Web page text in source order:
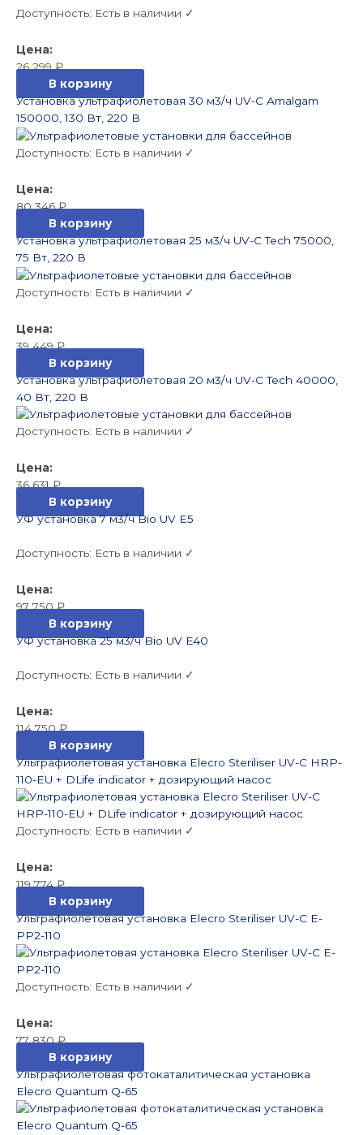
Доступность: Есть в наличии ✓
26 299₽
В корзину
Установка ультрафиолетовая 30 м3/ч UV-C Amalgam
150000, 130 Вт, 220 В
Доступность: Есть в наличии ✓
80 346₽
В корзину
Установка ультрафиолетовая 25 м3/ч UV-C Tech 75000,
75 Вт, 220 В
Доступность: Есть в наличии ✓
39 449₽
В корзину
Установка ультрафиолетовая 20 м3/ч UV-C Tech 40000,
40 Вт, 220 В
Доступность: Есть в наличии ✓
36 631₽
В корзину
УФ установка 7 м3/ч Bio UV E5
Доступность: Есть в наличии ✓
97 750₽
В корзину
УФ установка 25 м3/ч Bio UV E40
Доступность: Есть в наличии ✓
114 750₽
В корзину
Ультрафиолетовая установка Elecro Steriliser UV-C HRP-
110-EU + DLife indicator + дозирующий насос
Доступность: Есть в наличии ✓
119 774₽
В корзину
Ультрафиолетовая установка Elecro Steriliser UV-C E-
PP2-110
Доступность: Есть в наличии ✓
77 830₽
В корзину
Ультрафиолетовая фотокаталитическая установка
Elecro Quantum Q-65